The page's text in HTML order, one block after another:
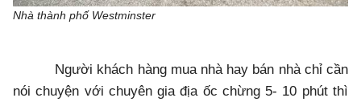
Nhà thành phố Westminster
Người khách hàng mua nhà hay bán nhà chỉ cần
nói chuyện với chuyên gia địa ốc chừng 5- 10 phút thì